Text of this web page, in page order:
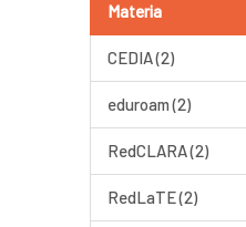
Materia
CEDIA (2)
eduroam (2)
RedCLARA (2)
RedLaTE (2)